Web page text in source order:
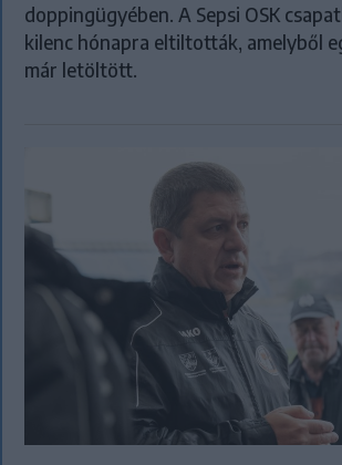
doppingügyében. A Sepsi OSK
kilenc hónapra eltiltották, amelyből
már letöltött.